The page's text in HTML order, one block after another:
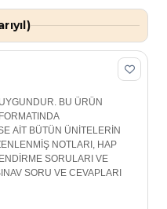
BU ÜRÜN
AİT BÜTÜN ÜNİTELERİN
NOTLARI, HAP
SORULARI VE
SORU VE CEVAPLARI